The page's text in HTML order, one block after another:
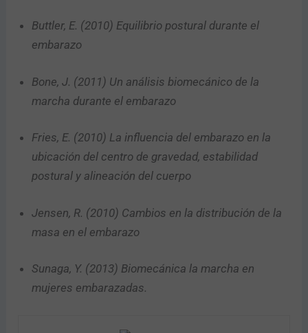
Buttler, E. (2010) Equilibrio postural durante el
embarazo
Bone, J. (2011) Un análisis biomecánico de la
marcha durante el embarazo
Fries, E. (2010) La influencia del embarazo en la
ubicación del centro de gravedad, estabilidad
postural y alineación del cuerpo
Jensen, R. (2010) Cambios en la distribución de la
masa en el embarazo
Sunaga, Y. (2013) Biomecánica la marcha en
mujeres embarazadas.